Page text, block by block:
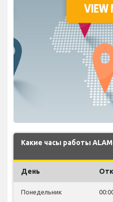
Какие часы работы
День
Понедельник